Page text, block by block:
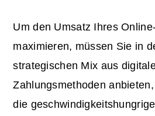
Um den Umsatz Ihres
maximieren, müssen Sie in
strategischen Mix aus
Zahlungsmethoden anbieten,
die